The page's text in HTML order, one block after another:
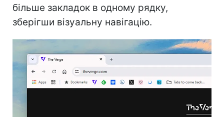
більше закладок в одному рядку,
зберігши візуальну навігацію.